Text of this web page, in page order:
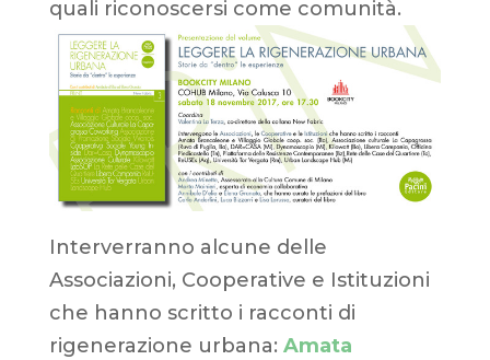
quali riconoscersi come comunità.
Interverranno alcune delle
Associazioni, Cooperative e Istituzioni
che hanno scritto i racconti di
rigenerazione urbana: Amata